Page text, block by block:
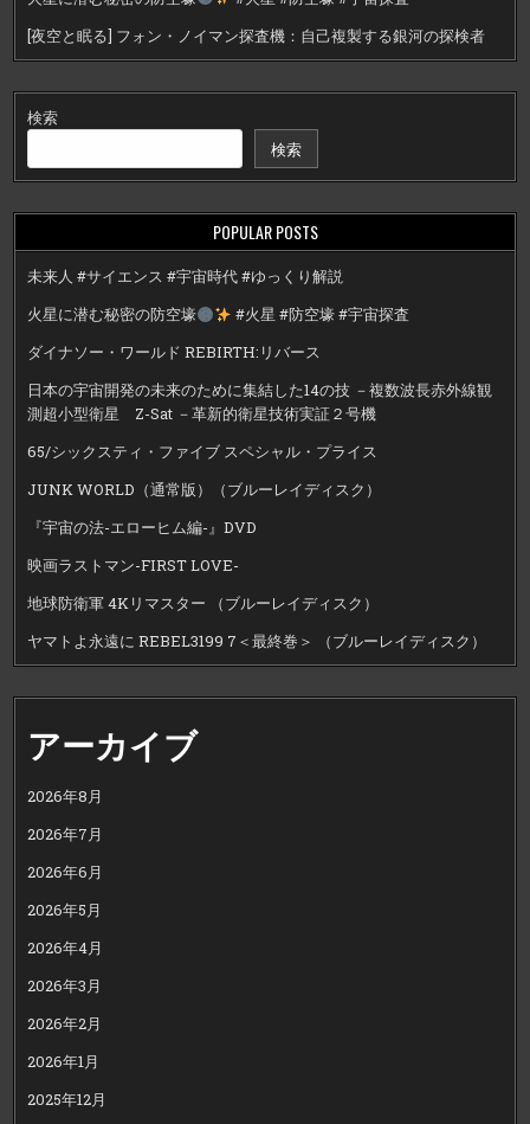
[夜空と眠る] フォン・ノイマン探査機：自己複製する銀河の探検者
検索
検索
POPULAR POSTS
未来人 #サイエンス #宇宙時代 #ゆっくり解説
火星に潜む秘密の防空壕
#火星 #防空壕 #宇宙探査
ダイナソー・ワールド REBIRTH:リバース
日本の宇宙開発の未来のために集結した14の技 －複数波長赤外線観
測超小型衛星 Z-Sat －革新的衛星技術実証２号機
65/シックスティ・ファイブ スペシャル・プライス
JUNK WORLD（通常版）（ブルーレイディスク）
『宇宙の法-エローヒム編-』DVD
映画ラストマン-FIRST LOVE-
地球防衛軍 4Kリマスター （ブルーレイディスク）
ヤマトよ永遠に REBEL3199 7＜最終巻＞ （ブルーレイディスク）
アーカイブ
2026年8月
2026年7月
2026年6月
2026年5月
2026年4月
2026年3月
2026年2月
2026年1月
2025年12月